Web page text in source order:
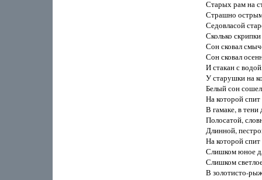
Старых рам на
Страшно
Седовласой
Сколько
Сон сковал
Сон сковал
И стакан с
У старушки на
Белый сон
На которой
В гамаке, в тени
Полосатой,
Длинной,
На которой спит
Слишком юное
Слишком
В золотисто-